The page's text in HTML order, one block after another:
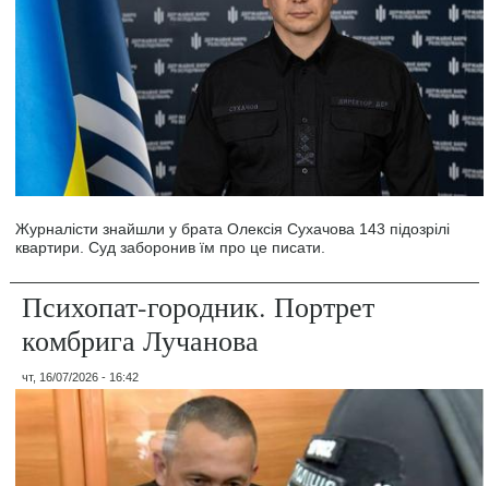
Журналісти знайшли у брата Олексія Сухачова 143 підозрілі
квартири. Суд заборонив їм про це писати.
Психопат-городник. Портрет
комбрига Лучанова
чт, 16/07/2026 - 16:42